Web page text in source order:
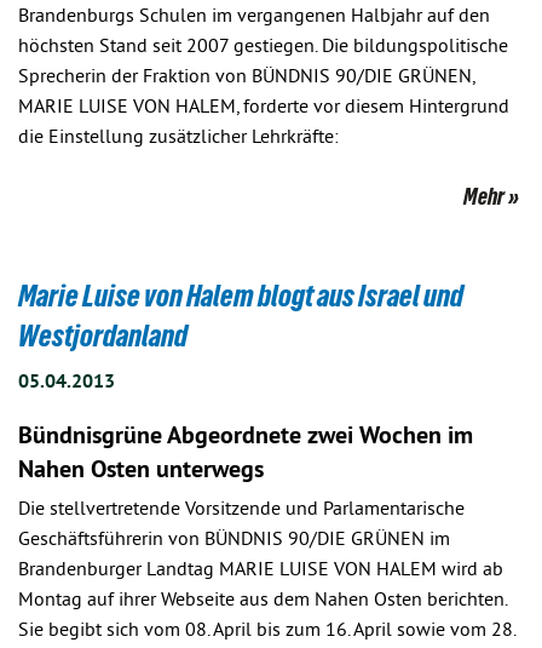
Brandenburgs Schulen im vergangenen Halbjahr auf den
höchsten Stand seit 2007 gestiegen. Die bildungspolitische
Sprecherin der Fraktion von BÜNDNIS 90/DIE GRÜNEN,
MARIE LUISE VON HALEM, forderte vor diesem Hintergrund
die Einstellung zusätzlicher Lehrkräfte:
Mehr
Marie Luise von Halem blogt aus Israel und
Westjordanland
05.04.2013
Bündnisgrüne Abgeordnete zwei Wochen im
Nahen Osten unterwegs
Die stellvertretende Vorsitzende und Parlamentarische
Geschäftsführerin von BÜNDNIS 90/DIE GRÜNEN im
Brandenburger Landtag MARIE LUISE VON HALEM wird ab
Montag auf ihrer Webseite aus dem Nahen Osten berichten.
Sie begibt sich vom 08. April bis zum 16. April sowie vom 28.